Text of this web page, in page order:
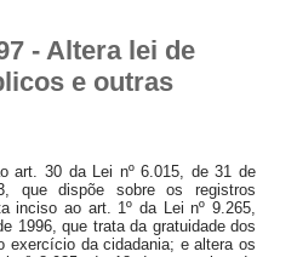
- Altera lei de
e outras
art. 30 da Lei nº 6.015, de 31 de
que dispõe sobre os registros
inciso ao art. 1º da Lei nº 9.265,
1996, que trata da gratuidade dos
exercício da cidadania; e altera os